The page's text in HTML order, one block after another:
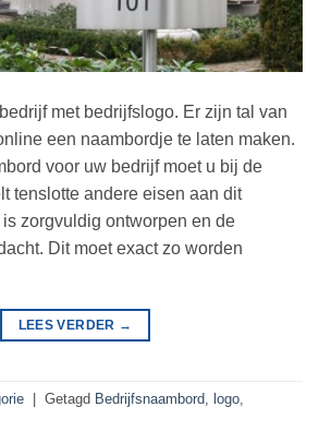
met bedrijfslogo. Er zijn tal van
een naambordje te laten maken.
voor uw bedrijf moet u bij de
tenslotte andere eisen aan dit
zorgvuldig ontworpen en de
Dit moet exact zo worden
LEES VERDER →
Getagd Bedrijfsnaambord, logo,